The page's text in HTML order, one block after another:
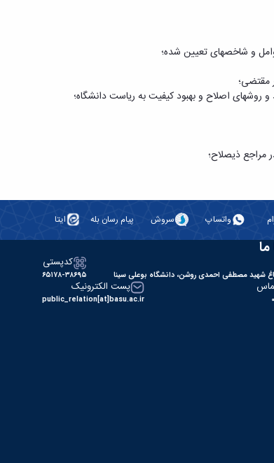
و شاخص­های تعیین شده؛
مقتضی؛
روش­های اصلاح و بهبود کیفیت به ریاست دانشگاه؛
ذی­صلاح؛
واتساپ سروش پیام رسان بله ایتا
ما
شهید مصطفی احمدی روشن، دانشگاه بوعلی سینا
کدپستی
۶۵۱۷۸-۳۸۶۹۵
پست الکترونیک
public_relation[at]basu.ac.ir